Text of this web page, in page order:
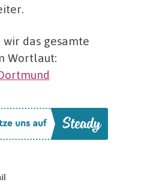
das gesamte
Wortlaut: